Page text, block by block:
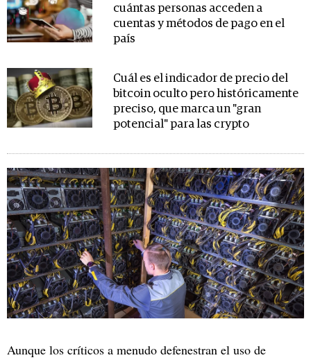
cuántas personas acceden a
cuentas y métodos de pago en el
país
Cuál es el indicador de precio del
bitcoin oculto pero históricamente
preciso, que marca un "gran
potencial" para las crypto
Aunque los críticos a menudo defenestran el uso de